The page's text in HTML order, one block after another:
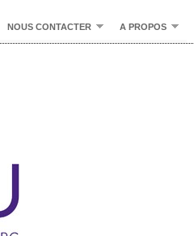
NOUS CONTACTER A PROPOS